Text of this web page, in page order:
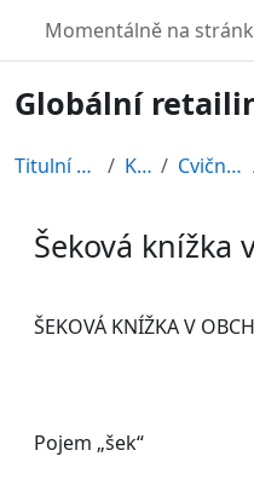
TURBO
Momentálně na
Globální
Titulní stránka Kurzy Cvičné kurzy
Šeková knížka
ŠEKOVÁ KNÍŽKA V
Pojem „šek“